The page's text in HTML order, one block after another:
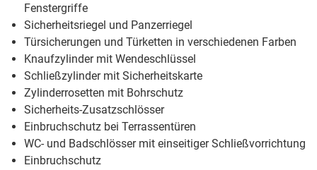
Fenstergriffe
Sicherheitsriegel und Panzerriegel
Türsicherungen und Türketten in verschiedenen Farben
Knaufzylinder mit Wendeschlüssel
Schließzylinder mit Sicherheitskarte
Zylinderrosetten mit Bohrschutz
Sicherheits-Zusatzschlösser
Einbruchschutz bei Terrassentüren
WC- und Badschlösser mit einseitiger Schließvorrichtung
Einbruchschutz